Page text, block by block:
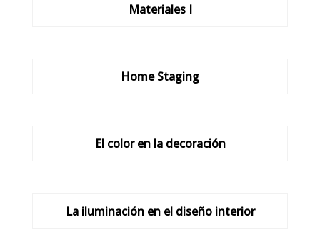
Materiales I
Home Staging
El color en la decoración
La iluminación en el diseño interior